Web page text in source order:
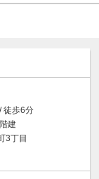
/ 徒歩6分
建
3丁目